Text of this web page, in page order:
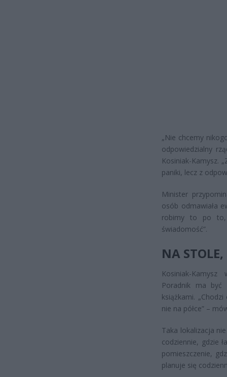
„Nie chcemy
odpowiedzialny
Kosiniak-Kamysz.
paniki, lecz z
Minister
osób odmawiała
robimy to po to,
świadomość”.
NA
Kosiniak-Kamysz
Poradnik ma być
książkami.
nie na półce” –
Taka lokalizacja
codziennie, gdzie
pomieszczenie,
planuje się